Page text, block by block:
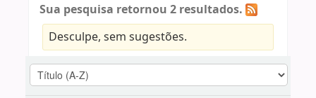
Sua pesquisa retornou 2 resultados.
Desculpe, sem sugestões.